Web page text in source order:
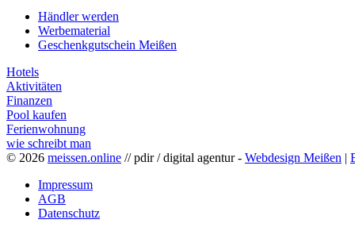
Händler werden
Werbematerial
Geschenkgutschein Meißen
Hotels
Aktivitäten
Finanzen
Pool kaufen
Ferienwohnung
wie schreibt man
© 2026 meissen.online // pdir / digital agentur - Webdesign Meißen |
Impressum
AGB
Datenschutz